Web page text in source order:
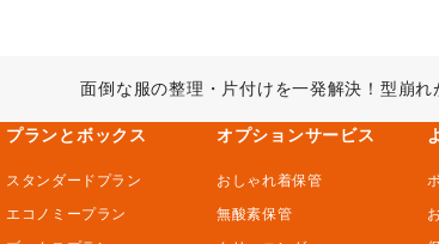
面倒な服の整理・片付けを一発解決！型崩
プランとボックス
スタンダードプラン
エコノミープラン
オプションサービス
おしゃれ着保管
無酸素保管